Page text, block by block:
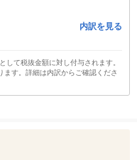
内訳を見る
して税抜金額に対し付与されます。
す。詳細は内訳からご確認くださ